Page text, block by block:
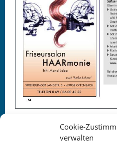
Cookie-
verwalten